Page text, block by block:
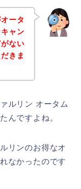
ータ
ャン
ない
きま
ルリン オータム
んですよね。
リンのお得なオ
なかったのです